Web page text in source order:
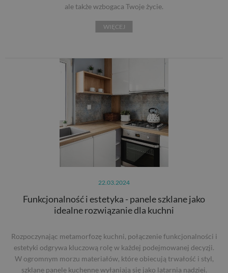
ale także wzbogaca Twoje życie.
WIĘCEJ
22.03.2024
Funkcjonalność i estetyka - panele szklane jako
idealne rozwiązanie dla kuchni
Rozpoczynając metamorfozę kuchni, połączenie funkcjonalności i
estetyki odgrywa kluczową rolę w każdej podejmowanej decyzji.
W ogromnym morzu materiałów, które obiecują trwałość i styl,
szklane panele kuchenne wyłaniają się jako latarnia nadziei.